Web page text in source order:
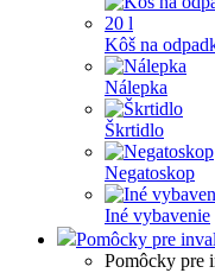
Kôš na
Nálepka
Škrtidlo
Negatoskop
Iné vybavenie
Pomôcky pre
Pomôcky pre